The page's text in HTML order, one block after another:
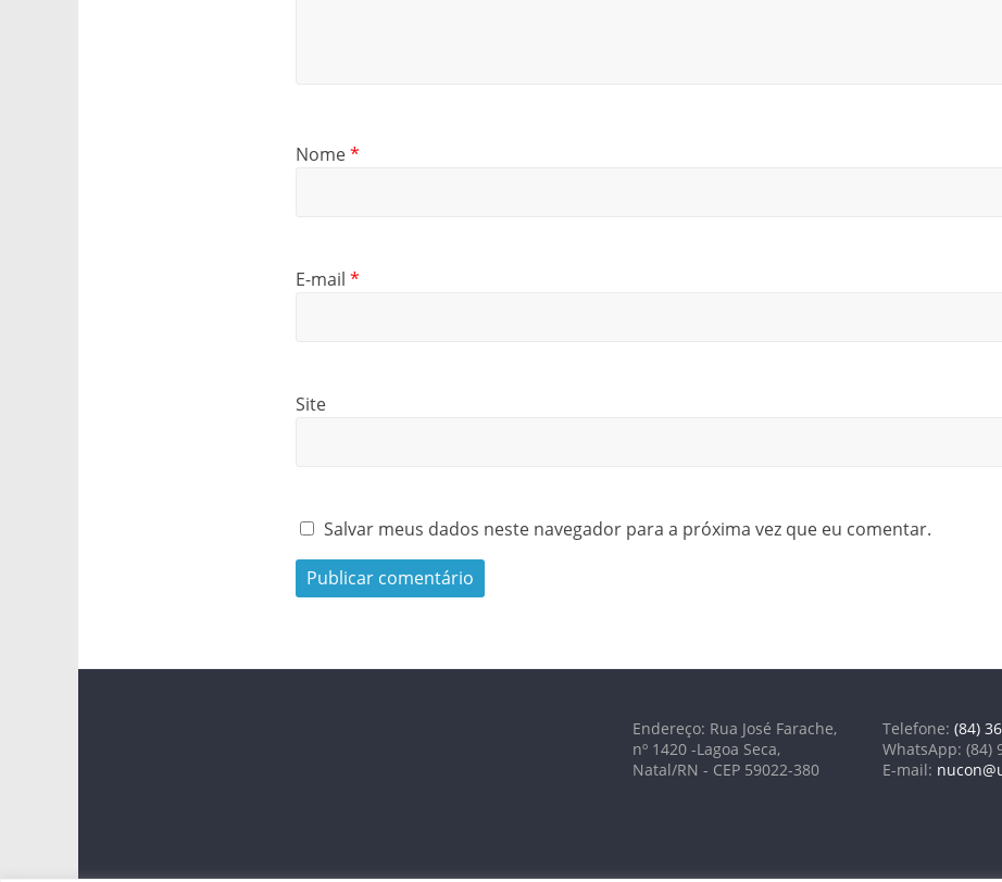
Nome*
E-mail *
Site
Salvar meus dados neste navegador para a próxima vez que eu comentar.
Endereço: Rua José Farache,
nº 1420 -Lagoa Seca,
Natal/RN - CEP 59022-380
Telefone: (84)
WhatsApp: (84)
E-mail: